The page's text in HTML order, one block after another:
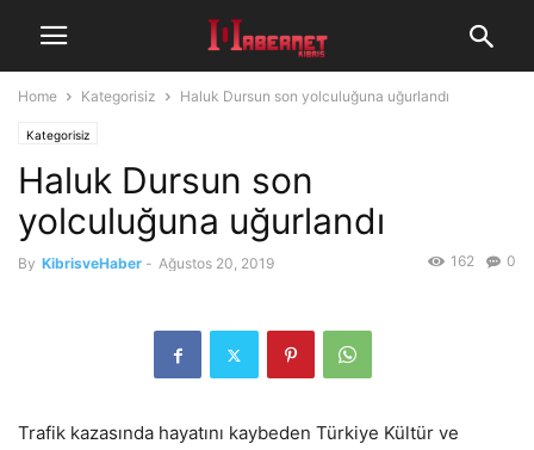
Home Kategorisiz Haluk Dursun son yolculuğuna uğurlandı
Kategorisiz
Haluk Dursun son
yolculuğuna uğurlandı
By KibrisveHaber - Ağustos 20, 2019 0
162
Trafik kazasında hayatını kaybeden Türkiye Kültür ve